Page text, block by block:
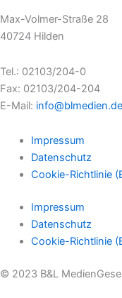
Max-Volmer-Straße 28
40724 Hilden
Tel.: 02103/204-0
Fax: 02103/204-204
E-Mail: info@blmedien.de
Impressum
Datenschutz
Cookie-Richtlinie
Impressum
Datenschutz
Cookie-Richtlinie
© 2023 B&L